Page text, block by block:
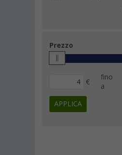
Prezzo
€
fino
a
APPLICA